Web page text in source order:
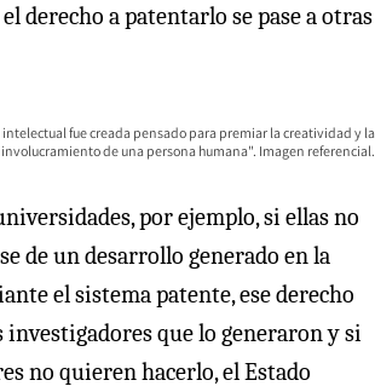
derecho a patentarlo se pase a otras
fue creada pensado para premiar la creatividad y la
de una persona humana". Imagen referencial.
por ejemplo, si ellas no
de un desarrollo generado en la
el sistema patente, ese derecho
investigadores que lo generaron y si
no quieren hacerlo, el Estado